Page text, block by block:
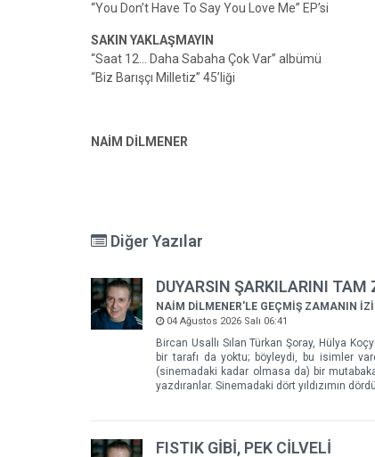
“You Don’t Have To Say You Love Me” EP’si
SAKIN YAKLAŞMAYIN
“Saat 12... Daha Sabaha Çok Var” albümü
“Biz Barışçı Milletiz” 45’liği
NAİM DİLMENER
Diğer Yazılar
DUYARSIN ŞARKILARINI
NAİM DİLMENER'LE GEÇMİŞ ZAMANIN
04 Ağustos 2026 Salı 06:41
Bircan Usallı Sılan Türkan Şoray, Hülya
bir tarafı da yoktu; böyleydi, bu isimler
(sinemadaki kadar olmasa da) bir
yazdıranlar. Sinemadaki dört yıldızımın
FISTIK GİBİ, PEK CİLVELİ